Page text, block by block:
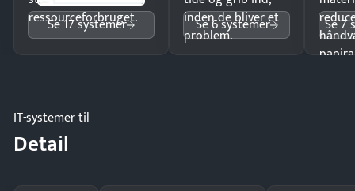
ressourceforbruget.
Se 17 systemer
inden de bliver et
problem.
Se 6 systemer Se 7
IT-systemer til
Detail